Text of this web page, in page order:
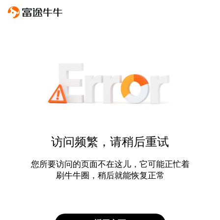
访问频繁，请稍后重试
您所要访问的页面不在这儿，它可能正忙着
刷牛牛圈，稍后就能恢复正常